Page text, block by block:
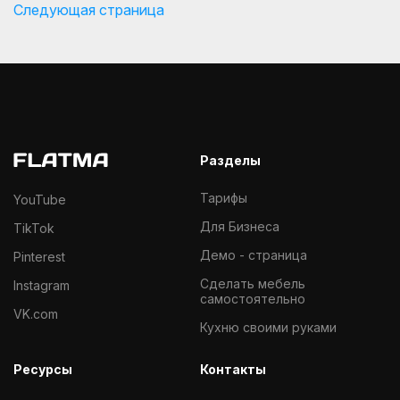
Следующая страница
YouTube
TikTok
Pinterest
Instagram
VK.com
Разделы
Тарифы
Для Бизнеса
Демо - страница
Cделать мебель
самостоятельно
Кухню своими руками
Ресурсы Контакты